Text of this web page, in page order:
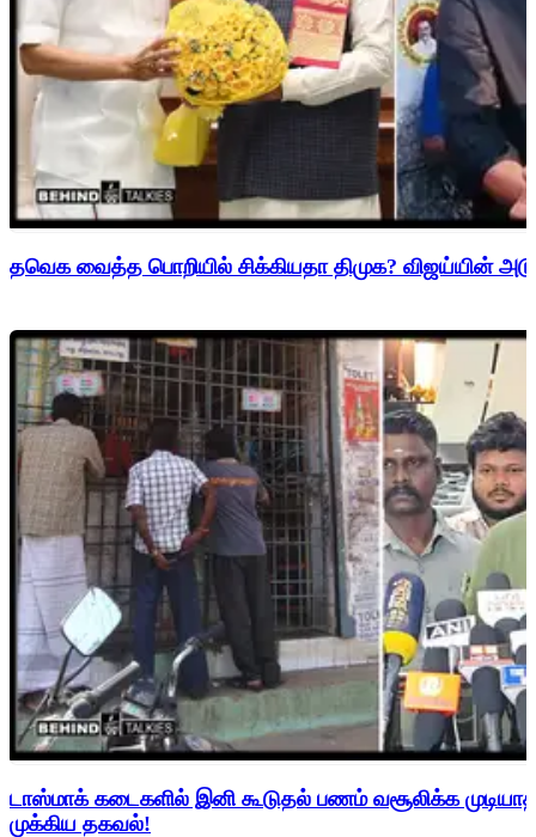
தவெக வைத்த பொறியில் சிக்கியதா திமுக? விஜய்யின்
டாஸ்மாக் கடைகளில் இனி கூடுதல் பணம் வசூலிக்க
முக்கிய தகவல்!